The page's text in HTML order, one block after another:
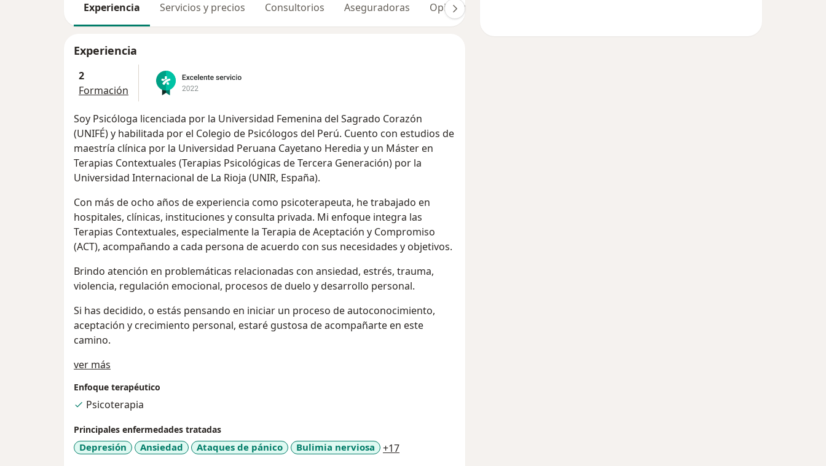
Experiencia Servicios y precios Consultorios Aseguradoras Opiniones (29)
Experiencia
2
Formación
Soy Psicóloga licenciada por la Universidad Femenina del Sagrado Corazón
(UNIFÉ) y habilitada por el Colegio de Psicólogos del Perú. Cuento con estudios de
maestría clínica por la Universidad Peruana Cayetano Heredia y un Máster en
Terapias Contextuales (Terapias Psicológicas de Tercera Generación) por la
Universidad Internacional de La Rioja (UNIR, España).
Con más de ocho años de experiencia como psicoterapeuta, he trabajado en
hospitales, clínicas, instituciones y consulta privada. Mi enfoque integra las
Terapias Contextuales, especialmente la Terapia de Aceptación y Compromiso
(ACT), acompañando a cada persona de acuerdo con sus necesidades y objetivos.
Brindo atención en problemáticas relacionadas con ansiedad, estrés, trauma,
violencia, regulación emocional, procesos de duelo y desarrollo personal.
Si has decidido, o estás pensando en iniciar un proceso de autoconocimiento,
aceptación y crecimiento personal, estaré gustosa de acompañarte en este
camino.
ver más
Enfoque terapéutico
Psicoterapia
Principales enfermedades tratadas
Depresión Ansiedad Ataques de pánico Bulimia nerviosa +17a11y_sr_more_diseases